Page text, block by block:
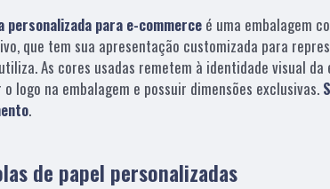
personalizada para e-commerce é uma embalagem
que tem sua apresentação customizada para
As cores usadas remetem à identidade visual da
logo na embalagem e possuir dimensões exclusivas.
.
de papel personalizadas